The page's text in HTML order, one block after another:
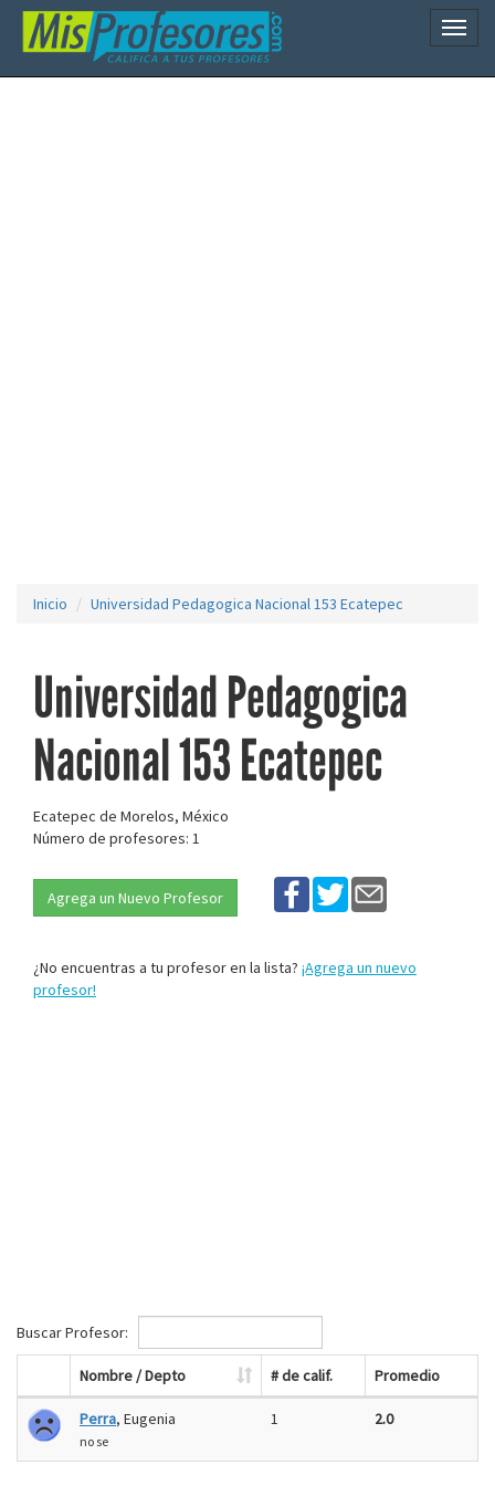
Inicio Universidad Pedagogica Nacional 153 Ecatepec
Universidad Pedagogica
Nacional 153 Ecatepec
Ecatepec de Morelos, México
Número de profesores: 1
Agrega un Nuevo Profesor
¿No encuentras a tu profesor en la lista? ¡Agrega un nuevo
profesor!
Buscar Profesor:
Nombre / Depto # de calif. Promedio
Perra, Eugenia
no se
1 2.0